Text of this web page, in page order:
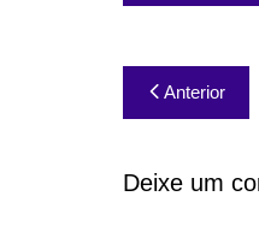
de
Post
Anterior
Deixe um